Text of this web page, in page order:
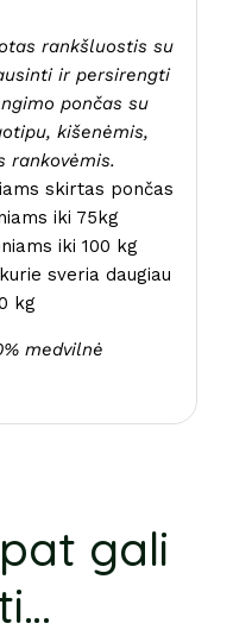
rankšluostis su
ir persirengti
pončas su
kišenėmis,
rankovėmis.
skirtas pončas
iki 75kg
iki 100 kg
sveria daugiau
kg
medvilnė
gali